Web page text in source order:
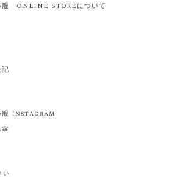
服 ONLINE STOREについて
服 Instagram
い